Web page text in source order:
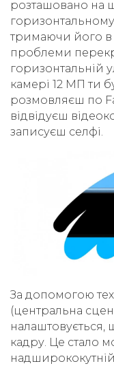
розташовано на
тримаючи його в
проблеми
горизонтальній
камері 12 МП ти
розмовляєш по
відвідуєш
записуєш селфі.
За допомогою
(центральна
налаштовується,
кадру. Це стало